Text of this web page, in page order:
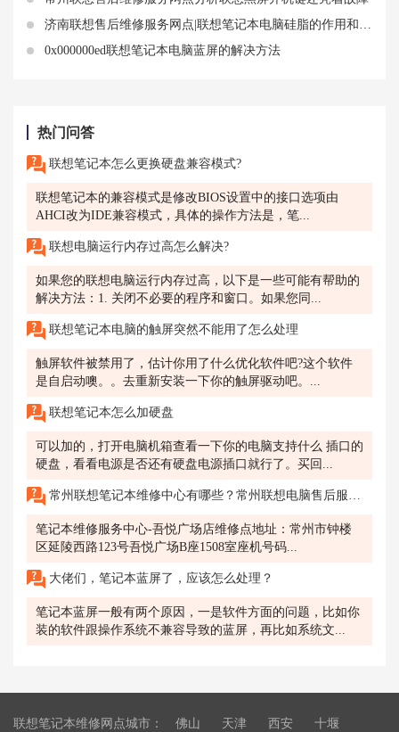
济南联想售后维修服务网点|联想笔记本电脑硅脂的作用和更换周期
0x000000ed联想笔记本电脑蓝屏的解决方法
热门问答
联想笔记本怎么更换硬盘兼容模式?
联想笔记本的兼容模式是修改BIOS设置中的接口选项由
AHCI改为IDE兼容模式，具体的操作方法是，笔...
联想电脑运行内存过高怎么解决?
如果您的联想电脑运行内存过高，以下是一些可能有帮助的
解决方法：1. 关闭不必要的程序和窗口。如果您同...
联想笔记本电脑的触屏突然不能用了怎么处理
触屏软件被禁用了，估计你用了什么优化软件吧?这个软件
是自启动噢。。去重新安装一下你的触屏驱动吧。...
联想笔记本怎么加硬盘
可以加的，打开电脑机箱查看一下你的电脑支持什么 插口的
硬盘，看看电源是否还有硬盘电源插口就行了。买回...
常州联想笔记本维修中心有哪些？常州联想电脑售后服务网点地址查询
笔记本维修服务中心-吾悦广场店维修点地址：常州市钟楼
区延陵西路123号吾悦广场B座1508室座机号码...
大佬们，笔记本蓝屏了，应该怎么处理？
笔记本蓝屏一般有两个原因，一是软件方面的问题，比如你
装的软件跟操作系统不兼容导致的蓝屏，再比如系统文...
联想笔记本维修网点城市： 佛山 天津 西安 十堰